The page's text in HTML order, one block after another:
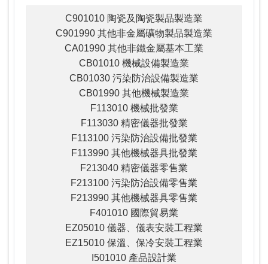
C901010 陶瓷及陶瓷製品製造業
C901990 其他非金屬礦物製品製造業
CA01990 其他非鐵金屬基本工業
CB01010 機械設備製造業
CB01030 污染防治設備製造業
CB01990 其他機械製造業
F113010 機械批發業
F113030 精密儀器批發業
F113100 污染防治設備批發業
F113990 其他機械器具批發業
F213040 精密儀器零售業
F213100 污染防治設備零售業
F213990 其他機械器具零售業
F401010 國際貿易業
EZ05010 儀器、儀表安裝工程業
EZ15010 保溫、保冷安裝工程業
I501010 產品設計業